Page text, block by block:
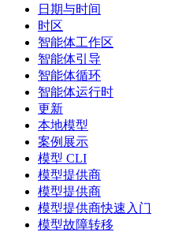
日期与时间
时区
智能体工作区
智能体引导
智能体循环
智能体运行时
更新
本地模型
案例展示
模型 CLI
模型提供商
模型提供商
模型提供商快速入门
模型故障转移